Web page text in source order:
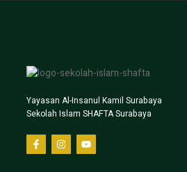
Yayasan Al-Insanul Kamil Surabaya
Sekolah Islam SHAFTA Surabaya